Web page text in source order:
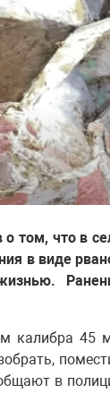
о том, что в
в виде
калибра 45
в